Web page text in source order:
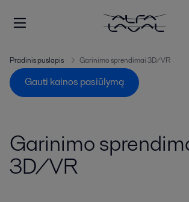
Pradinis puslapis Garinimo sprendimai 3D/VR
Gauti kainos pasiūlymą
Garinimo
3D/VR